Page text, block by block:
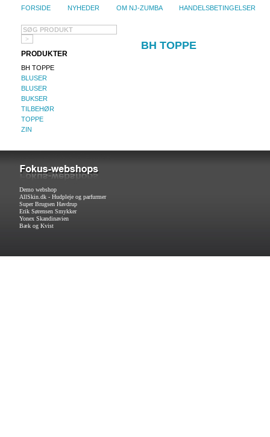
FORSIDE NYHEDER OM NJ-ZUMBA HANDELSBETINGELSER
PRODUKTER
BH TOPPE
BLUSER
BLUSER
BUKSER
TILBEHØR
TOPPE
ZIN
BH TOPPE
Demo webshop
AllSkin.dk - Hudpleje og parfurmer
Super Brugsen Havdrup
Erik Sørensen Smykker
Yonex Skandinavien
Bæk og Kvist